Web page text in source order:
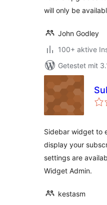
will only be
John Godley
100+ aktive
Getestet mit
Sidebar widget to
display your
settings are
Widget Admin.
kestasm